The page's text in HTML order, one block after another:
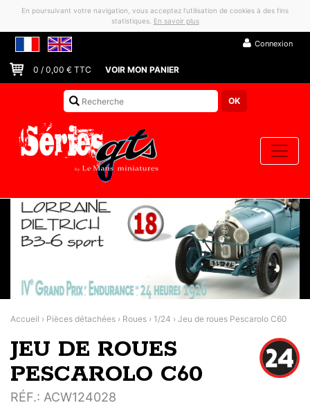
En poursuivant votre navigation, vous acceptez l’utilisation de cookies à des fins
statistiques. En savoir plus
Connexion
0 / 0,00 € TTC VOIR MON PANIER
Accueil › Pièces détachées › Roues › 1/24 › Jeu de roues Pescarolo C60
JEU DE ROUES
PESCAROLO C60
RÉF.: ACW124028